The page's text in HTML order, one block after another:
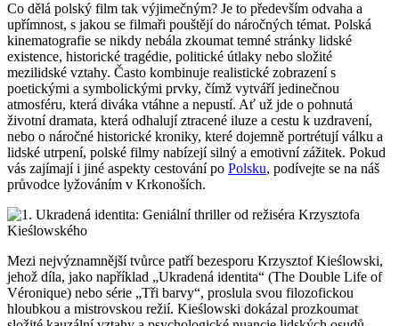
Co dělá polský film tak výjimečným? Je to především odvaha a
upřímnost, s jakou se filmaři pouštějí do náročných témat. Polská
kinematografie se nikdy nebála zkoumat temné stránky lidské
existence, historické tragédie, politické útlaky nebo složité
mezilidské vztahy. Často kombinuje realistické zobrazení s
poetickými a symbolickými prvky, čímž vytváří jedinečnou
atmosféru, která diváka vtáhne a nepustí. Ať už jde o pohnutá
životní dramata, která odhalují ztracené iluze a cestu k uzdravení,
nebo o náročné historické kroniky, které dojemně portrétují válku a
lidské utrpení, polské filmy nabízejí silný a emotivní zážitek. Pokud
vás zajímají i jiné aspekty cestování po Polsku, podívejte se na náš
průvodce lyžováním v Krkonoších.
Mezi nejvýznamnější tvůrce patří bezesporu Krzysztof Kieślowski,
jehož díla, jako například „Ukradená identita“ (The Double Life of
Véronique) nebo série „Tři barvy“, proslula svou filozofickou
hloubkou a mistrovskou režií. Kieślowski dokázal prozkoumat